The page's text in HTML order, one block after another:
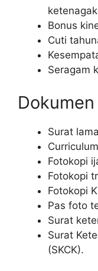
Bonus
Cuti
Seragam
Surat
Fotokopi
Fotokopi
Fotokopi
Pas foto
Surat
Surat
(SKCK).